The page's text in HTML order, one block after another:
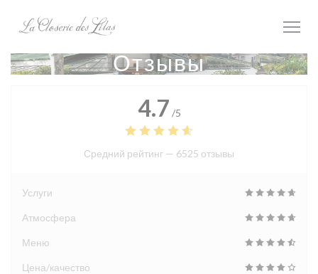
Отзывы
4.7 /5
Средний рейтинг — 6525 отзывы
Услуги
Атмосфера
Меню
Цена/качество